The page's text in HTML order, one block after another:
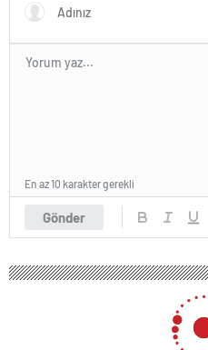
Gönder
En az 10 karakter gerekli